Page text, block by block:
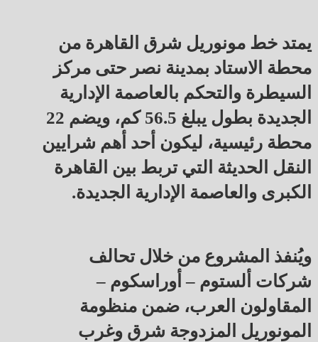
يمتد خط مونوريل شرق القاهرة من
محطة الاستاد بمدينة نصر حتى مركز
السيطرة والتحكم بالعاصمة الإدارية
الجديدة بطول يبلغ 56.5 كم، ويضم 22
محطة رئيسية، ليكون أحد أهم شرايين
النقل الحديثة التي تربط بين القاهرة
الكبرى والعاصمة الإدارية الجديدة.
ويُنفذ المشروع من خلال تحالف
شركات ألستوم – أوراسكوم –
المقاولون العرب، ضمن منظومة
المونوريل المزدوجة شرق وغرب